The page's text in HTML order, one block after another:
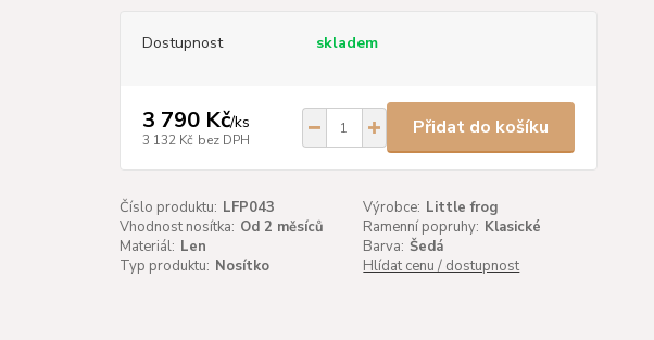
Dostupnost skladem
3 790 Kč/ks
3 132 Kč bez DPH
Přidat do košíku
Číslo produktu: LFP043 Výrobce: Little frog
Vhodnost nosítka: Od 2 měsíců Ramenní popruhy: Klasické
Materiál: Len Barva: Šedá
Typ produktu: Nosítko Hlídat cenu / dostupnost